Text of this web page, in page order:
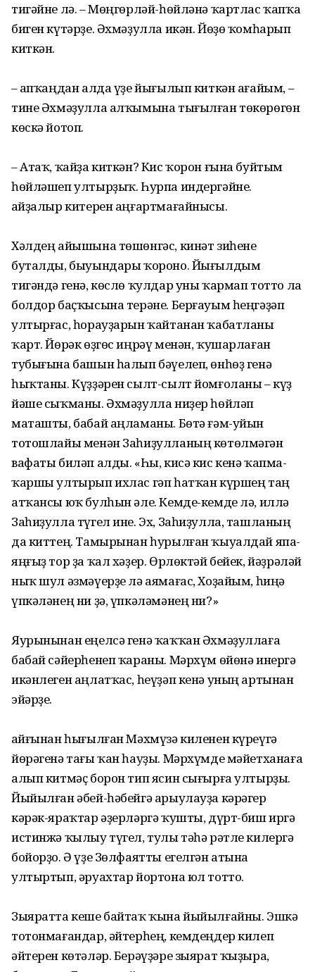
тигәйне лә. – Мөңгөрләй-һөйләнә ҡартлас ҡапҡа
биген күтәрҙе. Әхмәҙулла икән. Йөҙө ҡомһарып
киткән.
– Ҡапҡаңдан алда үҙе йығылып киткән ағайым, –
тине Әхмәҙулла алҡымына тығылған төкөрөгөн
көскә йотоп.
– Атаҡ, ҡайҙа киткән? Кис ҡорон ғына буйтым
һөйләшеп ултырҙыҡ. Һурпа индергәйне.
Ҡайҙалыр китерен аңғартмағайнысы.
Хәлдең айышына төшөнгәс, кинәт зиһене
буталды, быуындары ҡороно. Йығылдым
тигәндә генә, көслө ҡулдар уны ҡармап тотто ла
болдор баҫҡысына терәне. Берғауым һеңгәҙәп
ултырғас, һорауҙарын ҡайтанан ҡабатланы
ҡарт. Йөрәк өҙгөс иңрәү менән, ҡушарлаған
тубығына башын һалып бәүелеп, өнһөҙ генә
һыҡтаны. Күҙҙәрен сылт-сылт йомғоланы – күҙ
йәше сыҡманы. Әхмәҙулла ниҙер һөйләп
маташты, бабай аңламаны. Бөтә ғәм-уйын
тотошлайы менән Заһиҙулланың көтөлмәгән
вафаты биләп алды. «Һы, кисә кис кенә ҡапма-
ҡаршы ултырып ихлас гәп һатҡан күршең таң
атҡансы юҡ булһын әле. Кемде-кемде лә, иллә
Заһиҙулла түгел ине. Эх, Заһиҙулла, ташланың
да киттең. Тамырынан һурылған ҡыуалдай япа-
яңғыҙ тор ҙа ҡал хәҙер. Өрлөктәй бейек, йәҙрәләй
ныҡ шул әзмәүерҙе лә аямағас, Хоҙайым, һиңә
үпкәләнең ни ҙә, үпкәләмәнең ни?»
Яурынынан еңелсә генә ҡаҡҡан Әхмәҙуллаға
бабай сәйерһенеп ҡараны. Мәрхүм өйөнә инергә
икәнлеген аңлатҡас, һеүҙәп кенә уның артынан
эйәрҙе.
Ҡайғынан һығылған Мәхмүзә киленен күреүгә
йөрәгенә тағы ҡан һауҙы. Мәрхүмде мәйетханаға
алып китмәҫ борон тип ясин сығырға ултырҙы.
Йыйылған әбей-һәбейгә арыулауҙа кәрәгер
кәрәк-яраҡтар әҙерләргә ҡушты, дүрт-биш иргә
истинжә ҡылыу түгел, тулы тәһә рәтле килергә
бойорҙо. Ә үҙе Зөлфаятты егелгән атына
ултыртып, әруахтар йортона юл тотто.
Зыяратта кеше байтаҡ ҡына йыйылғайны. Эшкә
тотонмағандар, әйтерһең, кемдеңдер килеп
әйтерен көтәләр. Берәүҙәре зыярат ҡыҙыра,